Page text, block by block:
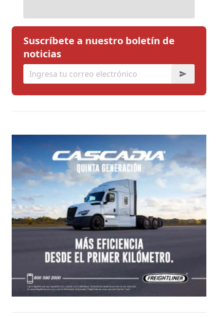
Suscríbete a nuestro boletín de
noticias